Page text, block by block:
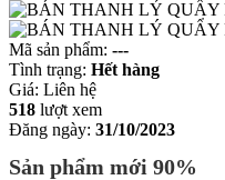
Mã sản phẩm: ---
Tình trạng: Hết hàng
Giá: Liên hệ
518 lượt xem
Đăng ngày: 31/10/2023
Sản phẩm mới 90%